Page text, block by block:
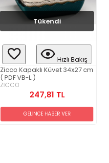
Tükendi
Hızlı Bakış
Zicco Kapaklı Küvet 34x27 cm
( PDF VB-L )
ZICCO
247,81 TL
GELİNCE HABER VER